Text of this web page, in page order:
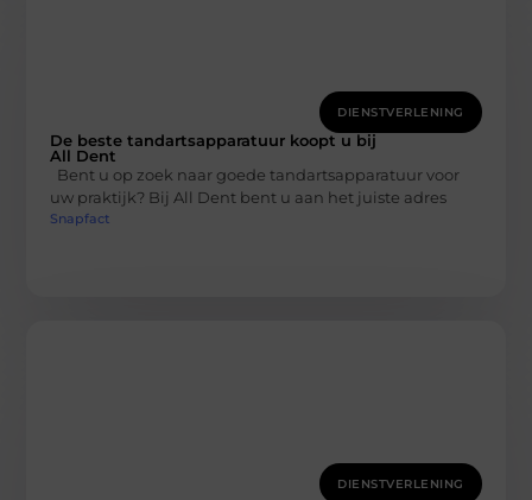
DIENSTVERLENING
De beste tandartsapparatuur koopt u bij
All Dent
Bent u op zoek naar goede tandartsapparatuur voor
uw praktijk? Bij All Dent bent u aan het juiste adres
Snapfact
DIENSTVERLENING